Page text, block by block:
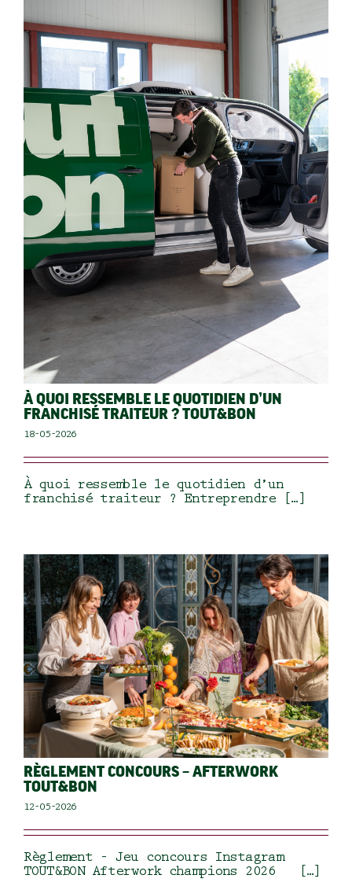
À QUOI RESSEMBLE LE QUOTIDIEN D’UN
FRANCHISÉ TRAITEUR ? TOUT&BON
18-05-2026
À quoi ressemble le quotidien d’un
franchisé traiteur ? Entreprendre […]
RÈGLEMENT CONCOURS – AFTERWORK
TOUT&BON
12-05-2026
Règlement – Jeu concours Instagram
TOUT&BON Afterwork champions 2026 […]